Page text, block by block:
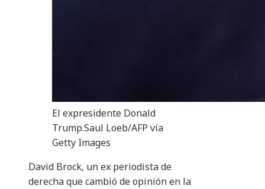
El expresidente Donald
Trump.Saul Loeb/AFP vía
Getty Images
David Brock, un ex periodista de
derecha que cambió de opinión en la